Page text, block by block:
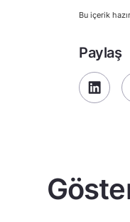
Bu içerik
Paylaş